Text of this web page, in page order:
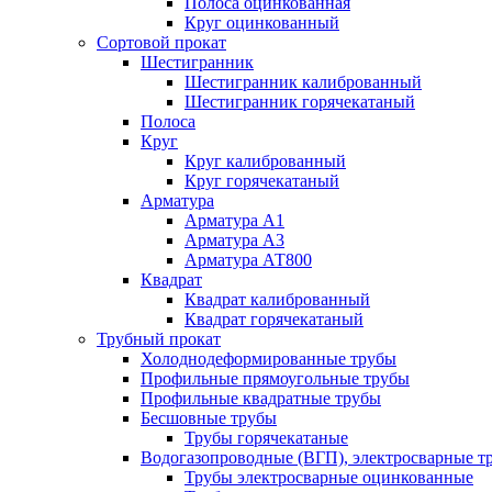
Круг оцинкованный
Сортовой прокат
Шестигранник
Шестигранник калиброванный
Шестигранник горячекатаный
Полоса
Круг
Круг калиброванный
Круг горячекатаный
Арматура
Арматура А1
Арматура А3
Арматура АТ800
Квадрат
Квадрат калиброванный
Квадрат горячекатаный
Трубный прокат
Холоднодеформированные трубы
Профильные прямоугольные трубы
Профильные квадратные трубы
Бесшовные трубы
Трубы горячекатаные
Водогазопроводные (ВГП), электросварные
Трубы электросварные оцинкованные